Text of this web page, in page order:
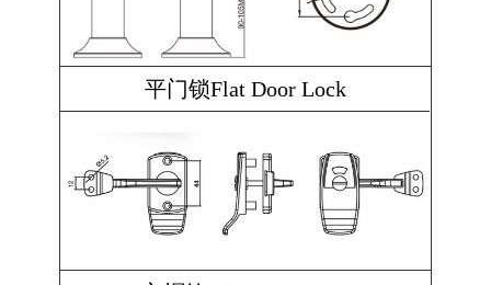
平门锁Flat Door Lock